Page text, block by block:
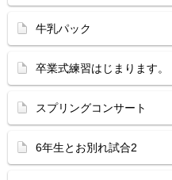
牛乳パック
卒業式練習はじまります。
スプリングコンサート
6年生とお別れ試合2